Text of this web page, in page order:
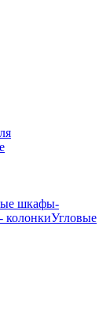
шкафы-
Угловые